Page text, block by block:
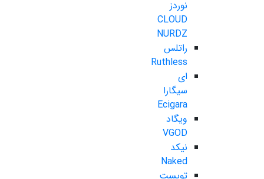
نوردز
CLOUD
NURDZ
راتلس
Ruthless
ای
سیگارا
Ecigara
ویگاد
VGOD
نیکد
Naked
تویست